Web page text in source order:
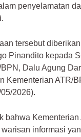
penyelamatan
tersebut
Pinandito kepada
Dalu Agung
Kementerian ATR/
2026).
bahwa
informasi